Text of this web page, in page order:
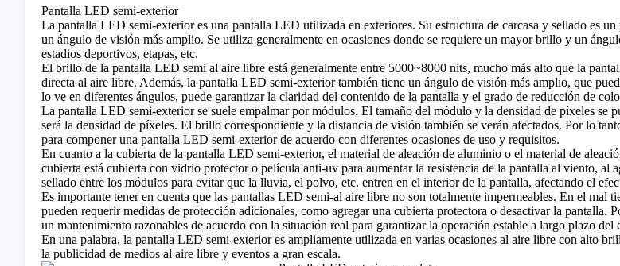
Pantalla LED semi-exterior
La pantalla LED semi-exterior es una pantalla LED utilizada en exteriores. Su estructura de carcasa y sellado es
un ángulo de visión más amplio. Se utiliza generalmente en ocasiones donde se requiere un mayor brillo y un
estadios deportivos, etapas, etc.
El brillo de la pantalla LED semi al aire libre está generalmente entre 5000~8000 nits, mucho más alto que la
directa al aire libre. Además, la pantalla LED semi-exterior también tiene un ángulo de visión más amplio, que
lo ve en diferentes ángulos, puede garantizar la claridad del contenido de la pantalla y el grado de reducción de
La pantalla LED semi-exterior se suele empalmar por módulos. El tamaño del módulo y la densidad de píxeles se
será la densidad de píxeles. El brillo correspondiente y la distancia de visión también se verán afectados. Por lo
para componer una pantalla LED semi-exterior de acuerdo con diferentes ocasiones de uso y requisitos.
En cuanto a la cubierta de la pantalla LED semi-exterior, el material de aleación de aluminio o el material de
cubierta está cubierta con vidrio protector o película anti-uv para aumentar la resistencia de la pantalla al viento,
sellado entre los módulos para evitar que la lluvia, el polvo, etc. entren en el interior de la pantalla, afectando el
Es importante tener en cuenta que las pantallas LED semi-al aire libre no son totalmente impermeables. En el
pueden requerir medidas de protección adicionales, como agregar una cubierta protectora o desactivar la
un mantenimiento razonables de acuerdo con la situación real para garantizar la operación estable a largo plazo del
En una palabra, la pantalla LED semi-exterior es ampliamente utilizada en varias ocasiones al aire libre con alto
la publicidad de medios al aire libre y eventos a gran escala.